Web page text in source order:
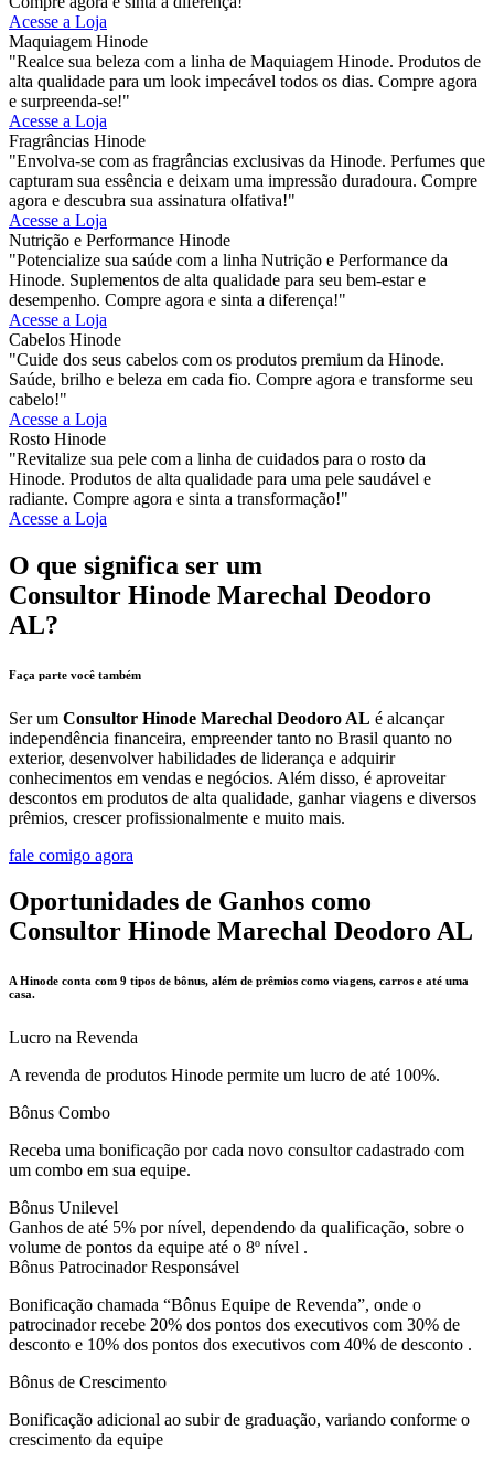
Acesse a Loja
Maquiagem Hinode
"Realce sua beleza com a linha de Maquiagem Hinode. Produtos de
alta qualidade para um look impecável todos os dias. Compre agora
e surpreenda-se!"
Acesse a Loja
Fragrâncias Hinode
"Envolva-se com as fragrâncias exclusivas da Hinode. Perfumes que
capturam sua essência e deixam uma impressão duradoura. Compre
agora e descubra sua assinatura olfativa!"
Acesse a Loja
Nutrição e Performance Hinode
"Potencialize sua saúde com a linha Nutrição e Performance da
Hinode. Suplementos de alta qualidade para seu bem-estar e
desempenho. Compre agora e sinta a diferença!"
Acesse a Loja
Cabelos Hinode
"Cuide dos seus cabelos com os produtos premium da Hinode.
Saúde, brilho e beleza em cada fio. Compre agora e transforme seu
cabelo!"
Acesse a Loja
Rosto Hinode
"Revitalize sua pele com a linha de cuidados para o rosto da
Hinode. Produtos de alta qualidade para uma pele saudável e
radiante. Compre agora e sinta a transformação!"
Acesse a Loja
O que significa ser um
Consultor Hinode Marechal Deodoro
AL?
Faça parte você também
Ser um Consultor Hinode Marechal Deodoro AL é alcançar
independência financeira, empreender tanto no Brasil quanto no
exterior, desenvolver habilidades de liderança e adquirir
conhecimentos em vendas e negócios. Além disso, é aproveitar
descontos em produtos de alta qualidade, ganhar viagens e diversos
prêmios, crescer profissionalmente e muito mais.
fale comigo agora
Oportunidades de Ganhos como
Consultor Hinode Marechal Deodoro AL
A Hinode conta com 9 tipos de bônus, além de prêmios como viagens, carros e até uma
casa.
Lucro na Revenda
A revenda de produtos Hinode permite um lucro de até 100%.
Bônus Combo
Receba uma bonificação por cada novo consultor cadastrado com
um combo em sua equipe.
Bônus Unilevel
Ganhos de até 5% por nível, dependendo da qualificação, sobre o
volume de pontos da equipe até o 8º nível .
Bônus Patrocinador Responsável
Bonificação chamada “Bônus Equipe de Revenda”, onde o
patrocinador recebe 20% dos pontos dos executivos com 30% de
desconto e 10% dos pontos dos executivos com 40% de desconto .
Bônus de Crescimento
Bonificação adicional ao subir de graduação, variando conforme o
crescimento da equipe